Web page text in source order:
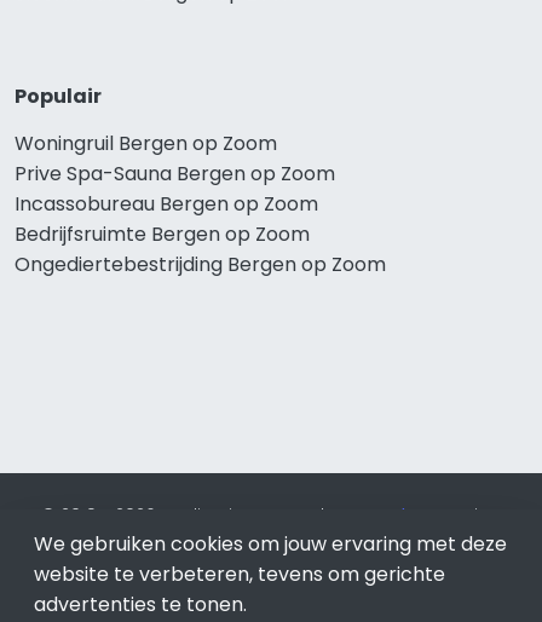
Populair
Woningruil Bergen op Zoom
Prive Spa-Sauna Bergen op Zoom
Incassobureau Bergen op Zoom
Bedrijfsruimte Bergen op Zoom
Ongediertebestrijding Bergen op Zoom
© 2019 - 2026 Realisatie en SEO door SEO-bureau
Lion
Internet. Betaal alleen voor bewezen resultaten?SEO
optimalisatie No Cure No Pay.Bergen op Zoomis onderdeel
van Lion Internet.
We gebruiken cookies om jouw ervaring met deze
website te verbeteren, tevens om gerichte
advertenties te tonen.